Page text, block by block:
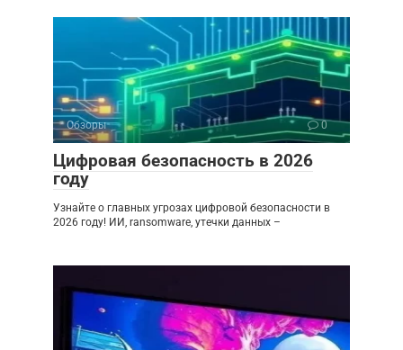
Обзоры 0
Цифровая безопасность в 2026
году
Узнайте о главных угрозах цифровой безопасности в
2026 году! ИИ, ransomware, утечки данных –